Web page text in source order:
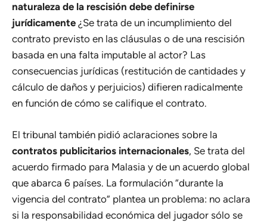
naturaleza de la rescisión debe definirse
jurídicamente ¿Se trata de un incumplimiento del
contrato previsto en las cláusulas o de una rescisión
basada en una falta imputable al actor? Las
consecuencias jurídicas (restitución de cantidades y
cálculo de daños y perjuicios) difieren radicalmente
en función de cómo se califique el contrato.
El tribunal también pidió aclaraciones sobre la
contratos publicitarios internacionales, Se trata del
acuerdo firmado para Malasia y de un acuerdo global
que abarca 6 países. La formulación “durante la
vigencia del contrato” plantea un problema: no aclara
si la responsabilidad económica del jugador sólo se